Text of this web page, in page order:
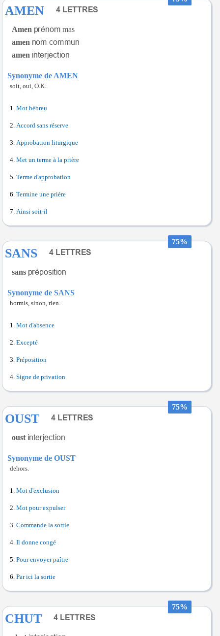
AMEN
Amen
mas
amen
amen
Synonyme de AMEN
soit, oui, O.K..
Mot hébreu
Accord sans réserve
Approbation liturgique
Met un terme à la prière
Terme d'approbation
Termine une prière
Ainsi soit-il
75%
SANS
sans
Synonyme de SANS
hormis, sinon, rien.
Mot d'absence
Excepté
Préposition
Signe de privation
75%
OUST
oust
Synonyme de OUST
dehors.
Mot d'exclusion
Mot pour expulser
Commande la sortie
Il donne congé
Pour envoyer paître
Par ici la sortie
75%
CHUT